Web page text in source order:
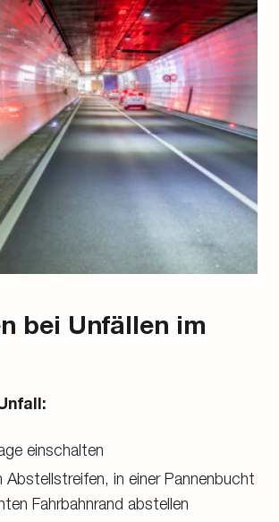
bei Unfällen im
einschalten
Abstellstreifen, in einer Pannenbucht
Fahrbahnrand abstellen